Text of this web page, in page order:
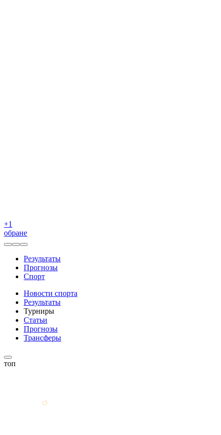
+1
обране
Результаты
Прогнозы
Спорт
Новости спорта
Результаты
Турниры
Статьи
Прогнозы
Трансферы
топ